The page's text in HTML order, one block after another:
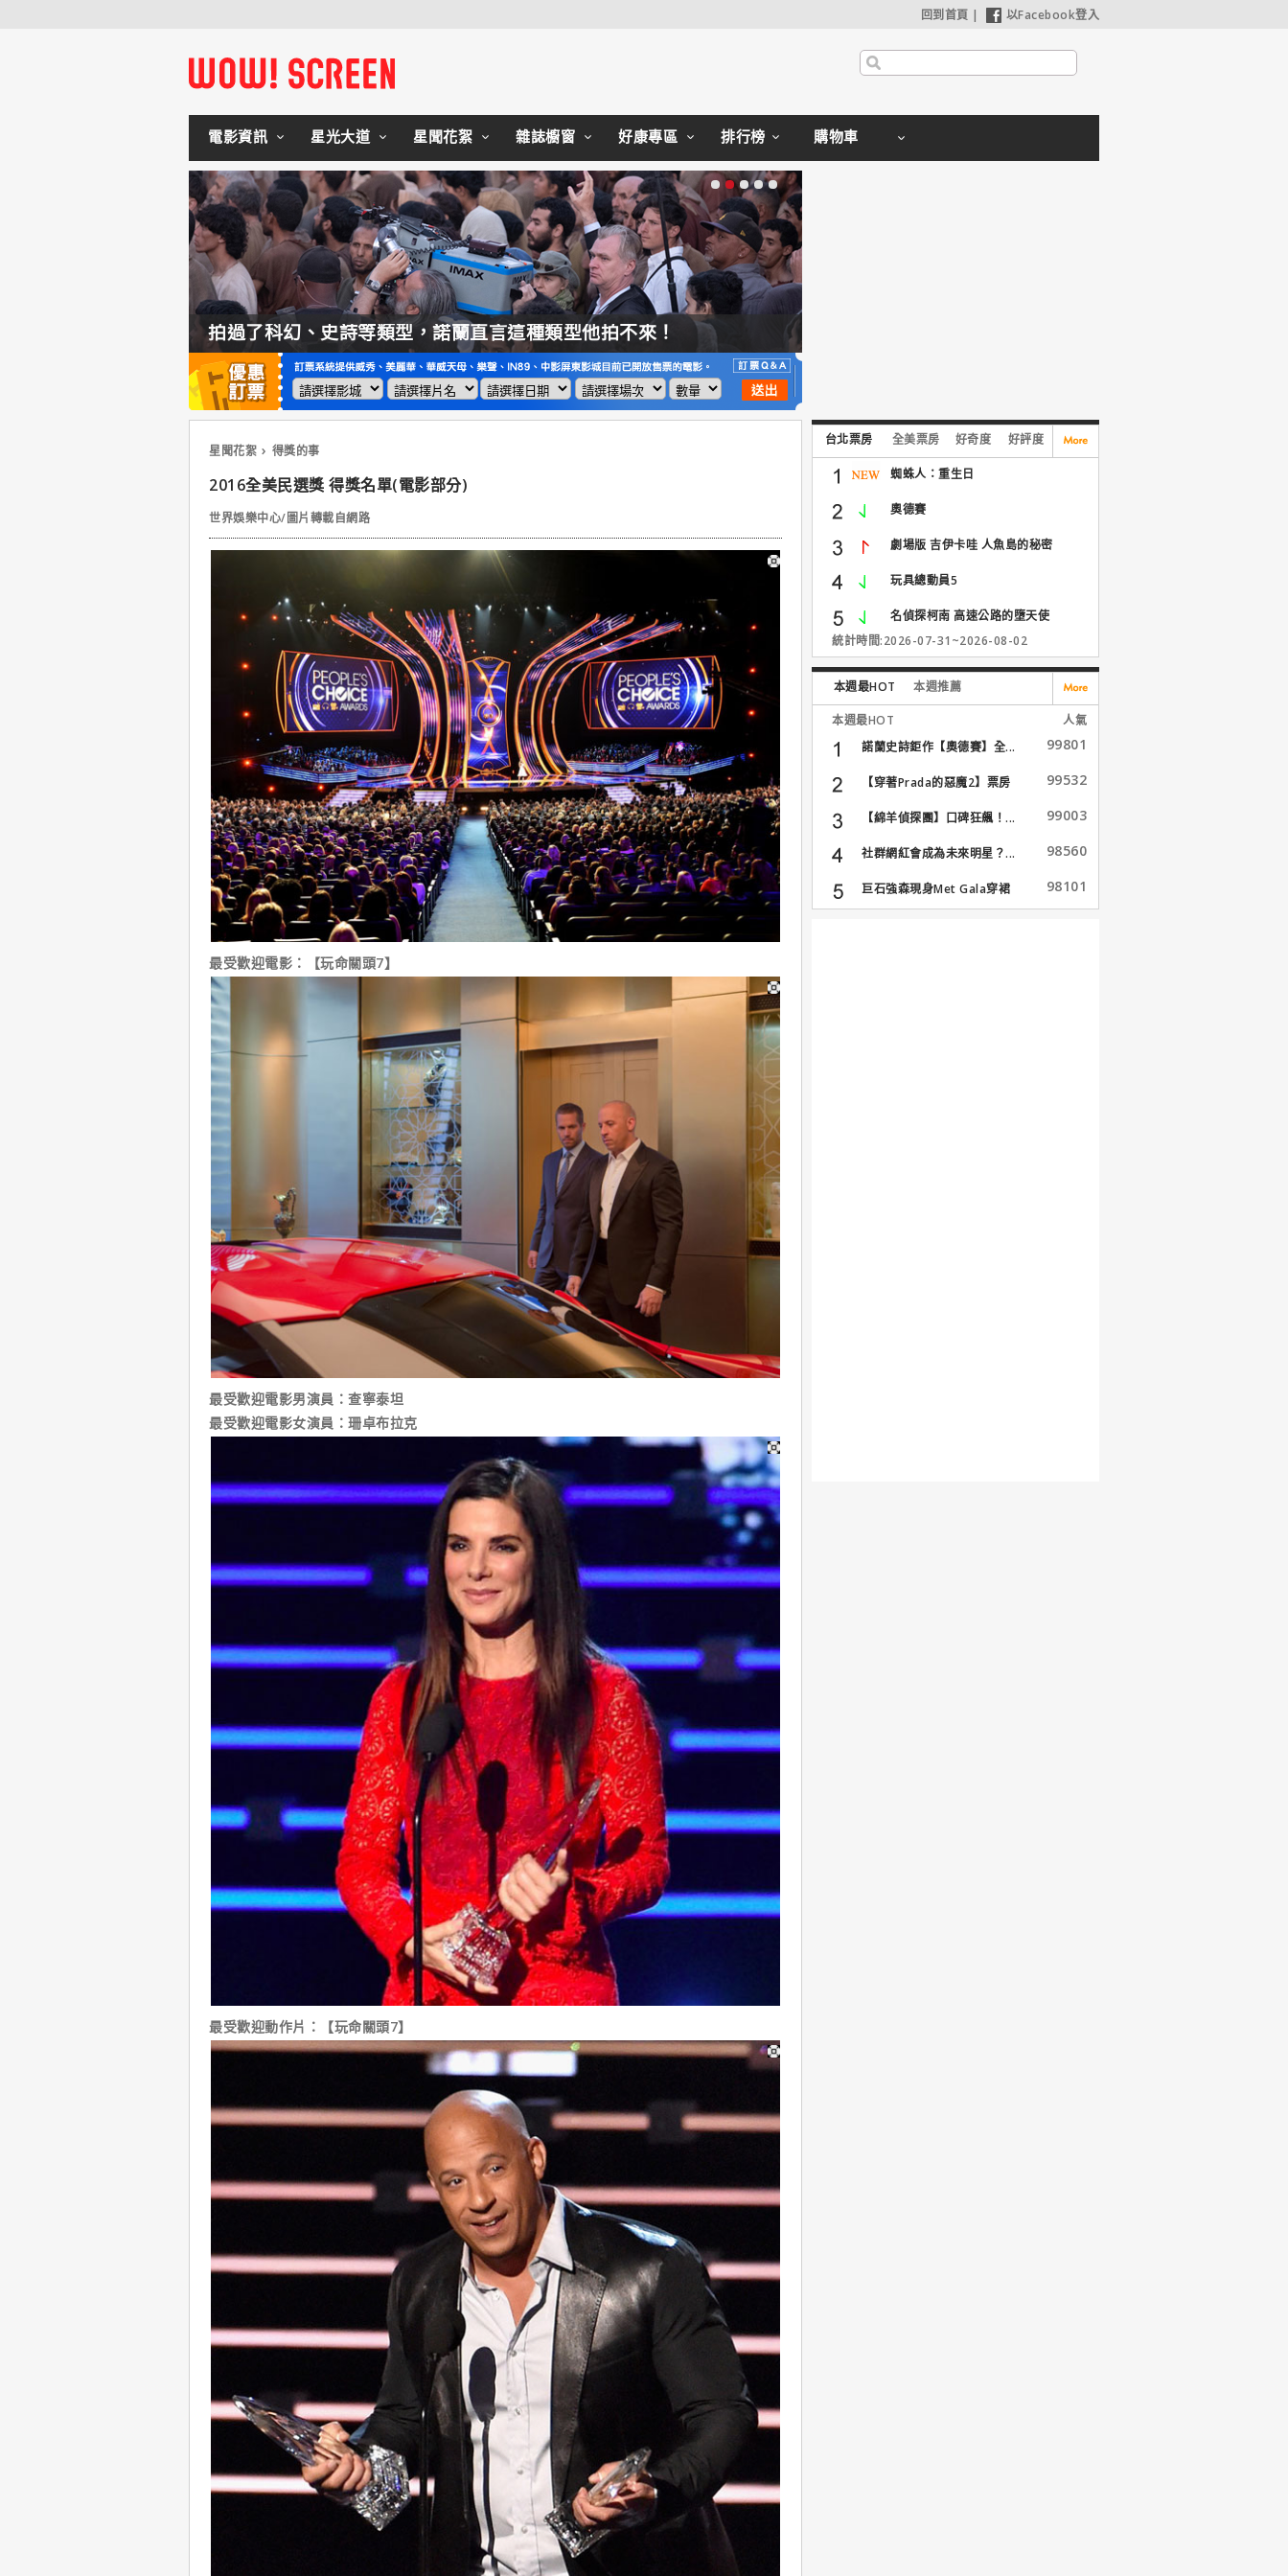
回到首頁 | 以Facebook登入
電影資訊 星光大道 星聞花絮 雜誌櫥窗 好康專區 排行榜 購物車
拍過了科幻、史詩等類型，諾蘭直言這種類型他拍不來！
星聞花絮 得獎的事
2016全美民選獎 得獎名單(電影部分)
世界娛樂中心/圖片轉載自網路
最受歡迎電影：【玩命關頭7】
最受歡迎電影男演員：查寧泰坦
最受歡迎電影女演員：珊卓布拉克
最受歡迎動作片：【玩命關頭7】
台北票房 全美票房 好奇度 好評度
蜘蛛人：重生日
奧德賽
劇場版 吉伊卡哇 人魚島的秘密
玩具總動員5
名偵探柯南 高速公路的墮天使
統計時間:2026-07-31~2026-08-02
本週最HOT 本週推薦
本週最HOT
人氣
諾蘭史詩鉅作【奧德賽】全...
99801
【穿著Prada的惡魔2】票房
99532
【綿羊偵探團】口碑狂飆！... 99003
社群網紅會成為未來明星？... 98560
巨石強森現身Met Gala穿裙
子...
98101